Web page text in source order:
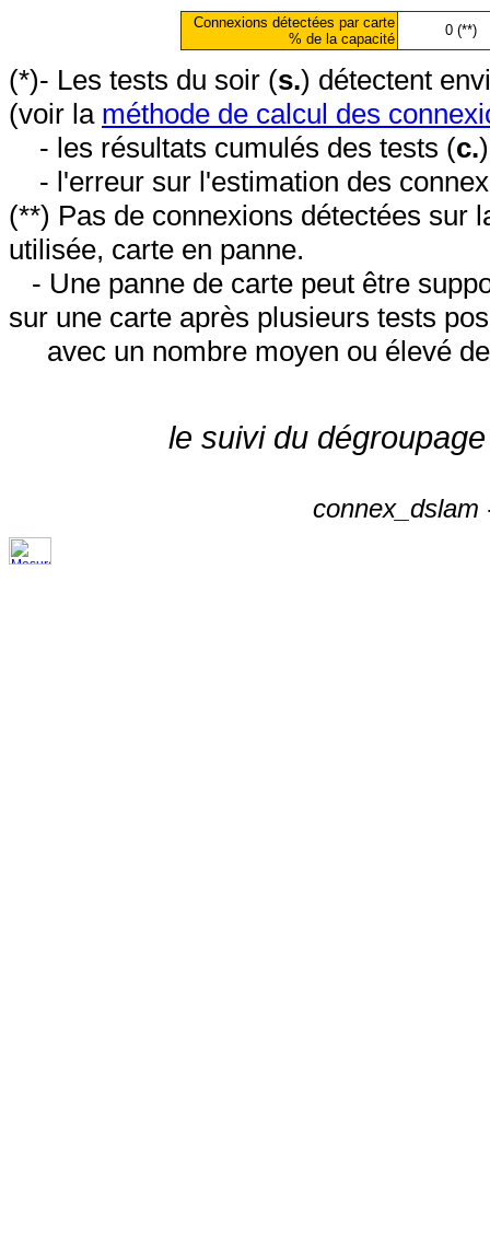
Connexions détectées par carte
% de la capacité
0 (**)
(*)- Les tests du soir (s.) détectent
(voir la méthode de calcul des
- les résultats cumulés des tests (c.
- l'erreur sur l'estimation des
(**) Pas de connexions détectées sur
utilisée, carte en panne.
- Une panne de carte peut être
sur une carte après plusieurs tests
avec un nombre moyen ou élevé
le suivi du
connex_dslam